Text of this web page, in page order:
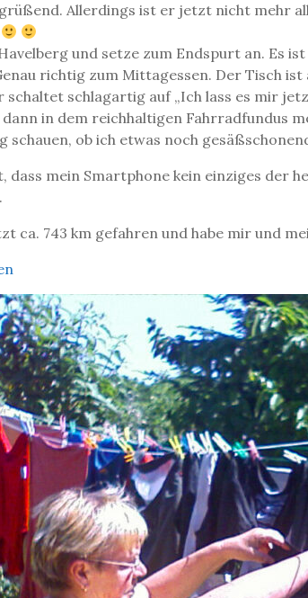
Allerdings ist er jetzt nicht mehr
und setze zum Endspurt an. Es
richtig zum Mittagessen. Der Tisch
schlagartig auf „Ich lass es mir
in dem reichhaltigen Fahrradfundus
schauen, ob ich etwas noch
dass mein Smartphone kein einziges der
ca. 743 km gefahren und habe mir und